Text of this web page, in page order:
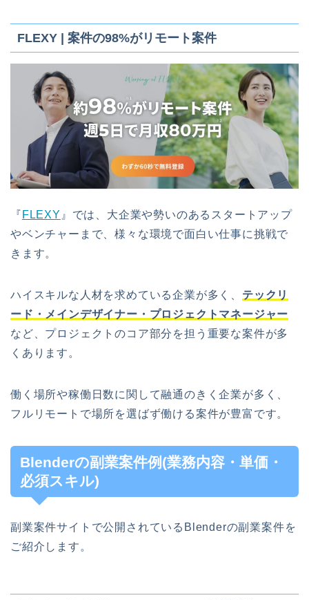
FLEXY | 案件の98%がリモート案件
『 FLEXY 』では、大企業や勢いのあるスタートアップ
やベンチャーまで、様々な環境で面白い仕事に挑戦で
きます。
ハイスキルな人材を求めている企業が多く、 テックリ
ード・メインデザイナー・プロジェクトマネージャー
など、プロジェクトのコア部分を担う重要な案件が多
くあります。
働く場所や稼働日数に関して融通のきく企業が多く、
フルリモートで場所を選ばず働ける案件が豊富です。
Blenderの副業案件例(業務内容・単価・
必須スキル)
副業案件サイトで公開されているBlenderの副業案件を
ご紹介します。